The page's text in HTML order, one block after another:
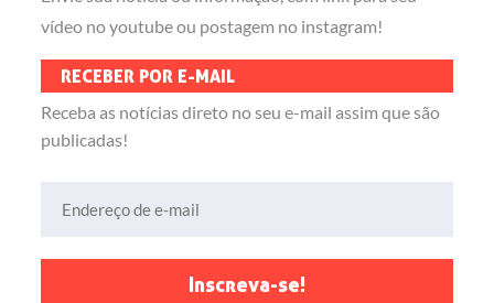
vídeo no youtube ou postagem no instagram!
RECEBER POR E-MAIL
Receba as notícias direto no seu e-mail assim que são
publicadas!
Inscreva-se!